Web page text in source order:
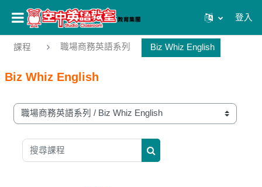
登入
課程 職場商務英語系列 Biz Whiz English
Biz Whiz English
課程類別
搜尋課程
搜尋課程